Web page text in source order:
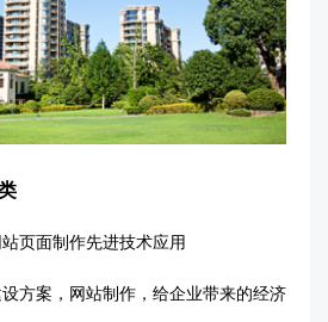
页面制作先进技术应用
方案，网站制作，给企业带来的经济